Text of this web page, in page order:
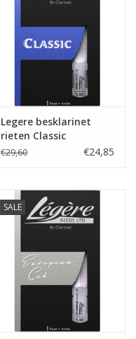
Legere besklarinet
rieten Classic
€29,60 €24,85
SALE